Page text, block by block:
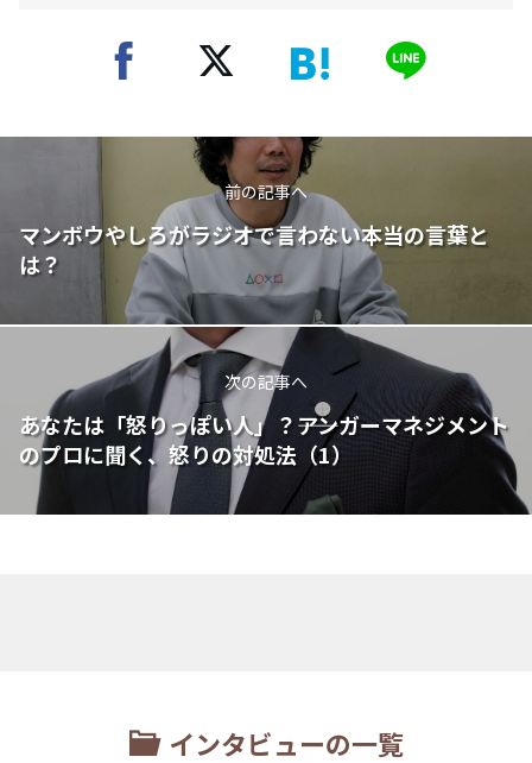
前の記事へ
マンボウやしろがラジオで言わない本当の言葉と
は？
次の記事へ
あなたは「怒りっぽい人」？――アンガーマネジメント
のプロに聞く、怒りの対処法（1）
インタビューの一覧